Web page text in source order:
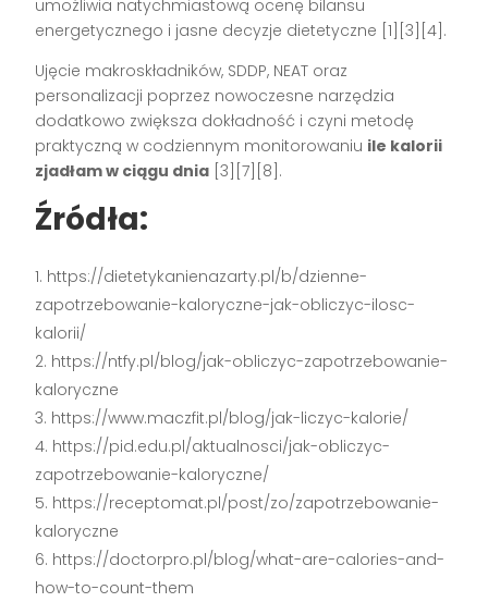
umożliwia natychmiastową ocenę bilansu
energetycznego i jasne decyzje dietetyczne [1][3][4].
Ujęcie makroskładników, SDDP, NEAT oraz
personalizacji poprzez nowoczesne narzędzia
dodatkowo zwiększa dokładność i czyni metodę
praktyczną w codziennym monitorowaniu ile kalorii
zjadłam w ciągu dnia [3][7][8].
Źródła:
https://dietetykanienazarty.pl/b/dzienne-
zapotrzebowanie-kaloryczne-jak-obliczyc-ilosc-
kalorii/
https://ntfy.pl/blog/jak-obliczyc-zapotrzebowanie-
kaloryczne
https://www.maczfit.pl/blog/jak-liczyc-kalorie/
https://pid.edu.pl/aktualnosci/jak-obliczyc-
zapotrzebowanie-kaloryczne/
https://receptomat.pl/post/zo/zapotrzebowanie-
kaloryczne
https://doctorpro.pl/blog/what-are-calories-and-
how-to-count-them